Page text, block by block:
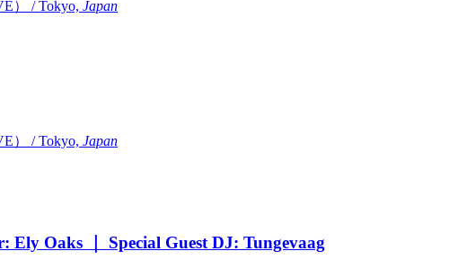
） / Tokyo, Japan
） / Tokyo, Japan
Oaks ｜ Special Guest DJ: Tungevaag